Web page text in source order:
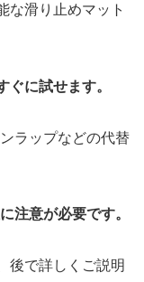
な滑り止めマット
ぐに試せます。
ラップなどの代替
注意が必要です。
後で詳しくご説明